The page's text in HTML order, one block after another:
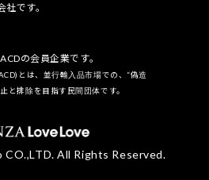
社です。
の会員企業です。
とは、並行輸入品市場での、“偽造
と排除を目指す民間団体です。
All Rights Reserved.